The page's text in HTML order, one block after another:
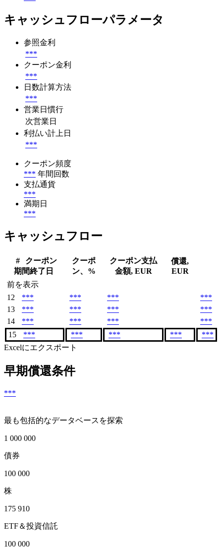
キャッシュフローパラメータ
参照金利
***
クーポン金利
***
日数計算方法
***
営業日慣行
次営業日
利払い計上日
***
クーポン頻度
*** 年間回数
支払通貨
***
満期日
***
キャッシュフロー
#
クーポン
期間終了日
クーポ
ン、%
クーポン支払
金額, EUR
償還,
EUR
前を表示
12
*** *** ***
***
13
*** *** ***
***
14
*** *** ***
***
15
*** *** *** ***
***
Excelにエクスポート
早期償還条件
***
最も包括的なデータベースを探索
1 000 000
債券
100 000
株
175 910
ETF＆投資信託
100 000